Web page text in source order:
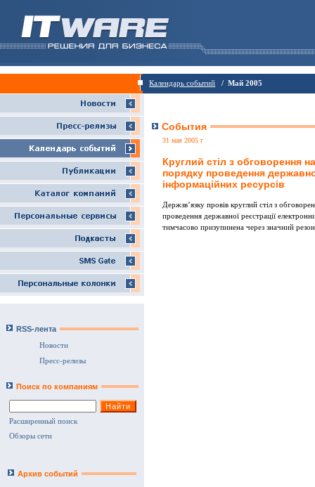
Календарь событий / Май 2005
RSS-лента
Новости
Пресс-релизы
Поиск по компаниям
Расширенный поиск
Обзоры сети
Архив событий
События
31 мая 2005 г
Круглий стіл з обговорення
порядку проведення
інформаційних ресурсів
Держзв’язку провів круглий стіл з
проведення державної реєстрації
тимчасово призупинена через значний